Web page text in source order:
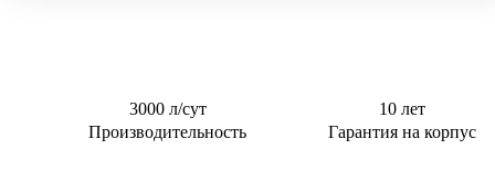
Для
0,85 м3/сут
1 м3/сут
3000 л/сут
Производительность
10 лет
Гарантия на корпус